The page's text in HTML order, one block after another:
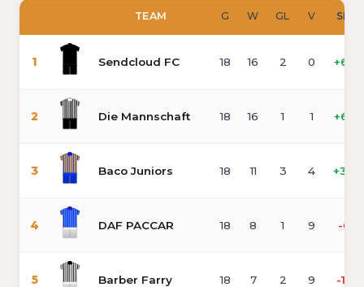
TEAM G W GL V SD
1 Sendcloud FC 18 16 2 0 +68
2 Die Mannschaft 18 16 1 1 +65
3 Baco Juniors 18 11 3 4 +34
4 DAF PACCAR 18 8 1 9 -6
5 Barber Farry 18 7 2 9 -17